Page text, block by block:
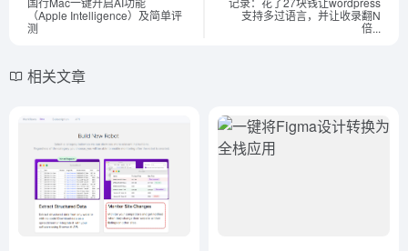
（Apple Intelligence）及简单评
测
支持多过语言，并让收录翻N
倍...
相关文章